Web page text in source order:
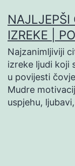
na
sadržaj
NAJLJEPŠI
IZREKE |
Najzanimljiviji
izreke ljudi koji
u povijesti
Mudre
uspjehu,